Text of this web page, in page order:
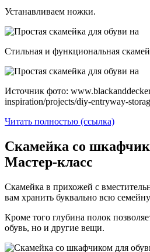
Устанавливаем ножки.
Стильная и функциональная
Источник фото:
inspiration/projects/diy-entryway-
Читать полностью (ссылка)
Скамейка со
Мастер-класс
Скамейка в прихожей с
вам хранить буквально всю
Кроме того глубина полок
обувь, но и другие вещи.